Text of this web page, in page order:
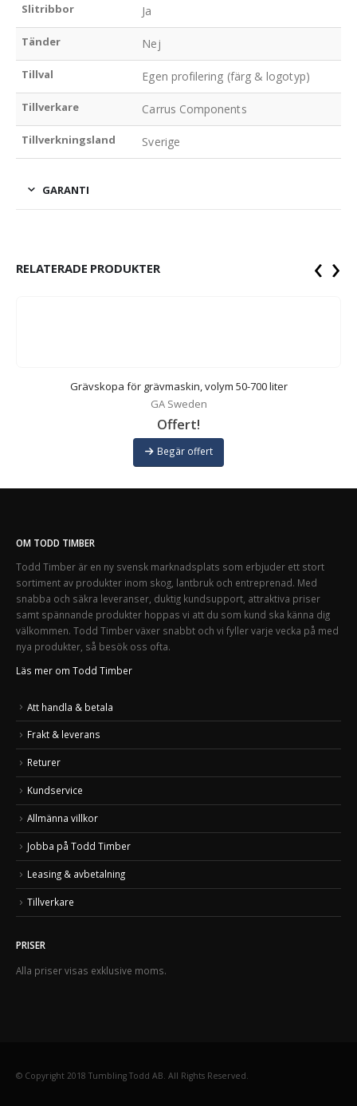
Slitribbor Ja
Tänder Nej
Tillval Egen profilering (färg & logotyp)
Tillverkare Carrus Components
Tillverkningsland Sverige
GARANTI
RELATERADE PRODUKTER
Grävskopa för grävmaskin, volym 50-700 liter
GA Sweden
Offert!
Begär offert
‹ ›
OM TODD TIMBER
Todd Timber är en ny svensk marknadsplats som erbjuder ett stort
sortiment av produkter inom skog, lantbruk och entreprenad. Med
snabba och säkra leveranser, duktig kundsupport, attraktiva priser
samt spännande produkter hoppas vi att du som kund ska känna dig
välkommen. Todd Timber växer snabbt och vi fyller varje vecka på med
nya produkter, så besök oss ofta.
Läs mer om Todd Timber
Att handla & betala
Frakt & leverans
Returer
Kundservice
Allmänna villkor
Jobba på Todd Timber
Leasing & avbetalning
Tillverkare
PRISER
Alla priser visas exklusive moms.
© Copyright 2018 Tumbling Todd AB. All Rights Reserved.